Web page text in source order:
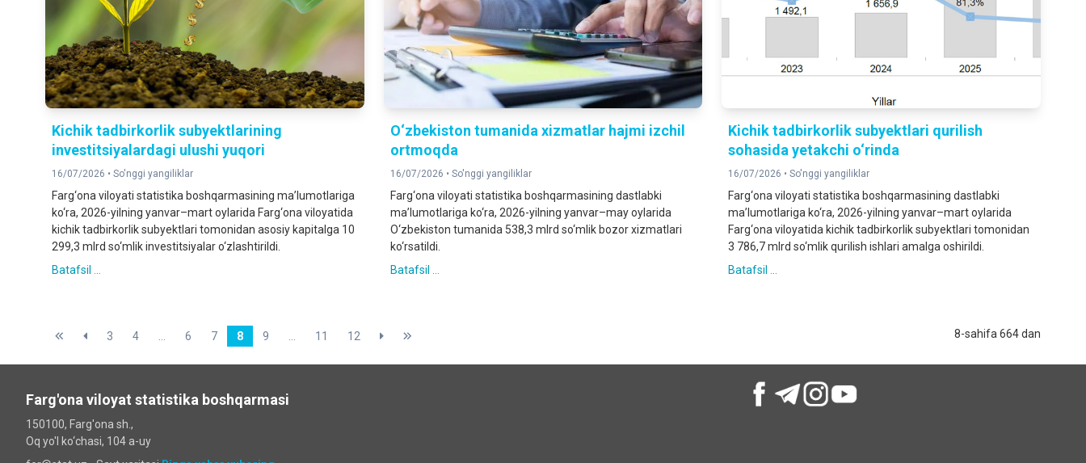
Kichik tadbirkorlik subyektlarining
investitsiyalardagi ulushi yuqori
16/07/2026 • So'nggi yangiliklar
Farg‘ona viloyati statistika boshqarmasining ma’lumotlariga
ko‘ra, 2026-yilning yanvar–mart oylarida Farg‘ona viloyatida
kichik tadbirkorlik subyektlari tomonidan asosiy kapitalga 10
299,3 mlrd so‘mlik investitsiyalar o‘zlashtirildi.
Batafsil ...
O‘zbekiston tumanida xizmatlar hajmi izchil
ortmoqda
16/07/2026 • So'nggi yangiliklar
Farg‘ona viloyati statistika boshqarmasining dastlabki
ma’lumotlariga ko‘ra, 2026-yilning yanvar–may oylarida
O‘zbekiston tumanida 538,3 mlrd so‘mlik bozor xizmatlari
ko‘rsatildi.
Batafsil ...
Kichik tadbirkorlik subyektlari qurilish
sohasida yetakchi o‘rinda
16/07/2026 •So'nggi yangiliklar
Farg‘ona viloyati statistika boshqarmasining dastlabki
ma’lumotlariga ko‘ra, 2026-yilning yanvar–mart oylarida
Farg‘ona viloyatida kichik tadbirkorlik subyektlari tomonidan
3 786,7 mlrd so‘mlik qurilish ishlari amalga oshirildi.
Batafsil ...
8-sahifa 664 dan
3 4 6 7 8 9 11 12
Farg'ona viloyat statistika boshqarmasi
150100, Farg'ona sh.,
Oq yo'l ko‘chаsi, 104 a-uy